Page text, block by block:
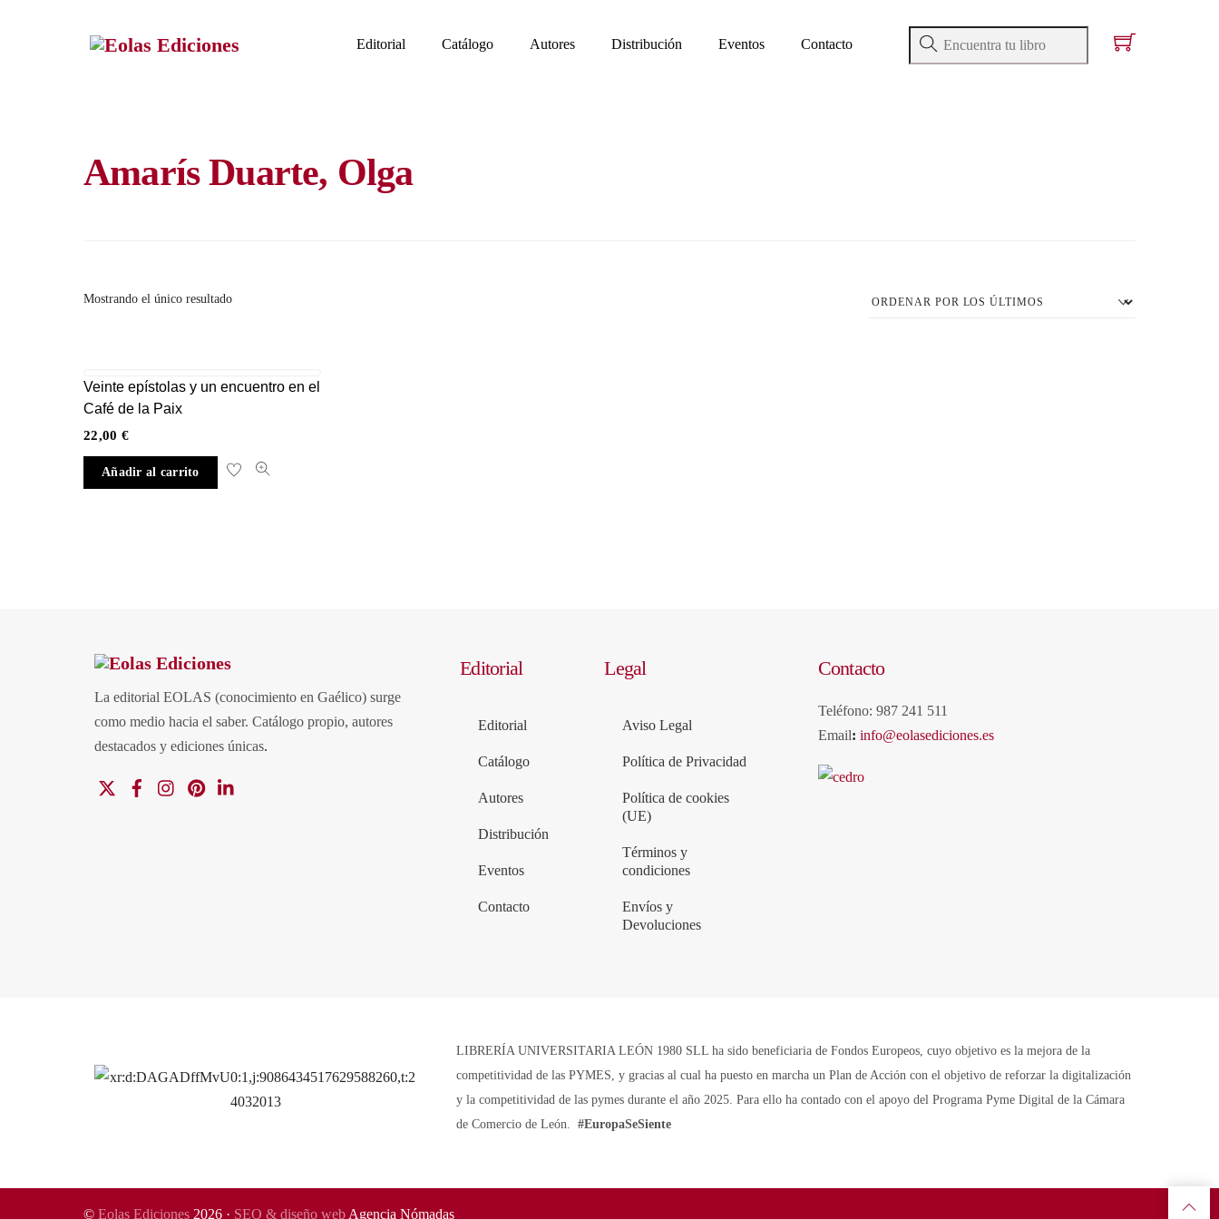
Editorial Catálogo Autores Distribución Eventos Contacto
Amarís Duarte, Olga
Mostrando el único resultado
Veinte epístolas y un encuentro en el
Café de la Paix
22,00 €
Añadir al carrito
La editorial EOLAS (conocimiento en Gaélico) surge
como medio hacia el saber. Catálogo propio, autores
destacados y ediciones únicas.
FacebookInstagramPinterest
Editorial
Editorial
Catálogo
Autores
Distribución
Eventos
Contacto
Legal
Aviso Legal
Política de Privacidad
Política de cookies
(UE)
Términos y
condiciones
Envíos y
Devoluciones
Contacto
Teléfono: 987 241 511
Email: info@eolasediciones.es
LIBRERÍA UNIVERSITARIA LEÓN 1980 SLL ha sido beneficiaria de Fondos Europeos, cuyo objetivo es la mejora de la
competitividad de las PYMES, y gracias al cual ha puesto en marcha un Plan de Acción con el objetivo de reforzar la digitalización
y la competitividad de las pymes durante el año 2025. Para ello ha contado con el apoyo del Programa Pyme Digital de la Cámara
de Comercio de León.#EuropaSeSiente
© Eolas Ediciones 2026 · SEO & diseño web Agencia Nómadas